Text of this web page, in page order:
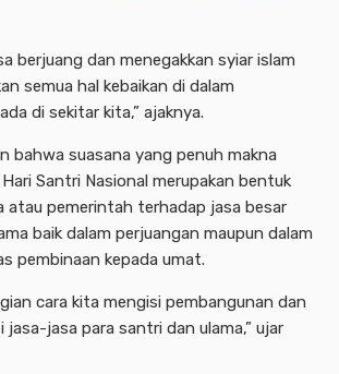
berjuang dan menegakkan syiar islam
semua hal kebaikan di dalam
di sekitar kita,” ajaknya.
bahwa suasana yang penuh makna
Santri Nasional merupakan bentuk
atau pemerintah terhadap jasa besar
baik dalam perjuangan maupun dalam
pembinaan kepada umat.
cara kita mengisi pembangunan dan
jasa para santri dan ulama,” ujar